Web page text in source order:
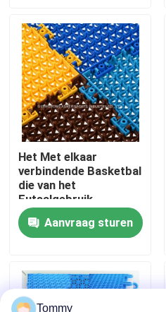
Over Ons
Fabriekstour
Kwaliteitscontrole
Neem contact met ons op
Nieuws
Offerte Aanvragen
Het Met elkaar
verbindende Basketbal
die van het
Futsalgebruik
schokbestendig
Polypropyleenmateriaal
vloeren
Aanvraag sturen
Tommy